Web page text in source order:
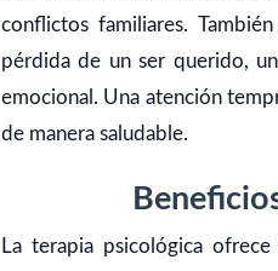
conflictos familiares.
pérdida de un ser querido,
emocional. Una atención
de manera saludable.
La terapia psicológica